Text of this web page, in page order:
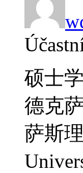
硕士
德克
萨斯